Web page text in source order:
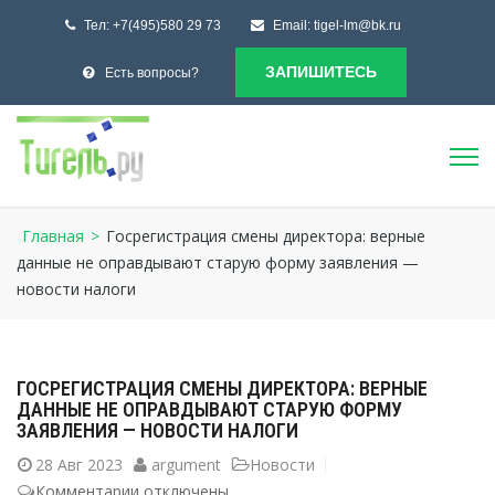
Тел: +7(495)580 29 73 Email: tigel-lm@bk.ru
Есть вопросы? ЗАПИШИТЕСЬ
Главная > Госрегистрация смены директора: верные
данные не оправдывают старую форму заявления —
новости налоги
ГОСРЕГИСТРАЦИЯ СМЕНЫ ДИРЕКТОРА: ВЕРНЫЕ
ДАННЫЕ НЕ ОПРАВДЫВАЮТ СТАРУЮ ФОРМУ
ЗАЯВЛЕНИЯ — НОВОСТИ НАЛОГИ
28 Авг 2023 argument
Новости